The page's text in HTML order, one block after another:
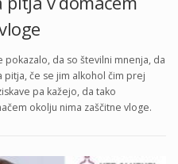
pokazalo, da so številni mnenja, da
če se jim alkohol čim prej
pa kažejo, da tako
okolju nima zaščitne vloge.